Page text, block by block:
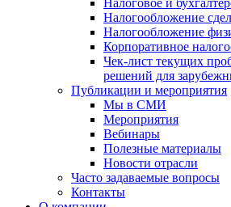
Налоговое и
Налогообложение
Налогообложение
Корпоративное
Чек-лист текущих
решений для
Публикации и мероприятия
Мы в СМИ
Мероприятия
Вебинары
Полезные материалы
Новости отрасли
Часто задаваемые вопросы
Контакты